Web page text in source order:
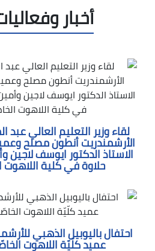
أخبار
لقاء وزير التعليم العالي
الأرشمندريت أنطون مصلح
الاستاذ الدكتور ايوسف لاجين
حلاوة في كلية
احتفال باليوبيل الذهبي
عميد كلّيّة اللاهوت